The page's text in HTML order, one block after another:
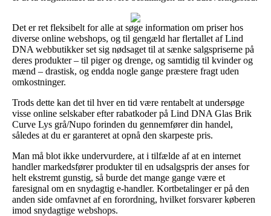
Det er ret fleksibelt for alle at søge information om priser hos
diverse online webshops, og til gengæld har flertallet af Lind
DNA webbutikker set sig nødsaget til at sænke salgspriserne på
deres produkter – til piger og drenge, og samtidig til kvinder og
mænd – drastisk, og endda nogle gange præstere fragt uden
omkostninger.
Trods dette kan det til hver en tid være rentabelt at undersøge
visse online selskaber efter rabatkoder på Lind DNA Glas Brik
Curve Lys grå/Nupo forinden du gennemfører din handel,
således at du er garanteret at opnå den skarpeste pris.
Man må blot ikke undervurdere, at i tilfælde af at en internet
handler markedsfører produkter til en udsalgspris der anses for
helt ekstremt gunstig, så burde det mange gange være et
faresignal om en snydagtig e-handler. Kortbetalinger er på den
anden side omfavnet af en forordning, hvilket forsvarer køberen
imod snydagtige webshops.